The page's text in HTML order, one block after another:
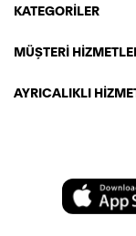
KATEGORİLER
MÜŞTERİ
AYRICALIKLI